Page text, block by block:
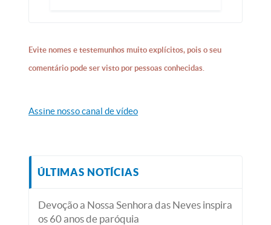
Evite nomes e testemunhos muito explícitos, pois o seu
comentário pode ser visto por pessoas conhecidas.
Assine nosso canal de vídeo
ÚLTIMAS NOTÍCIAS
Devoção a Nossa Senhora das Neves inspira
os 60 anos de paróquia